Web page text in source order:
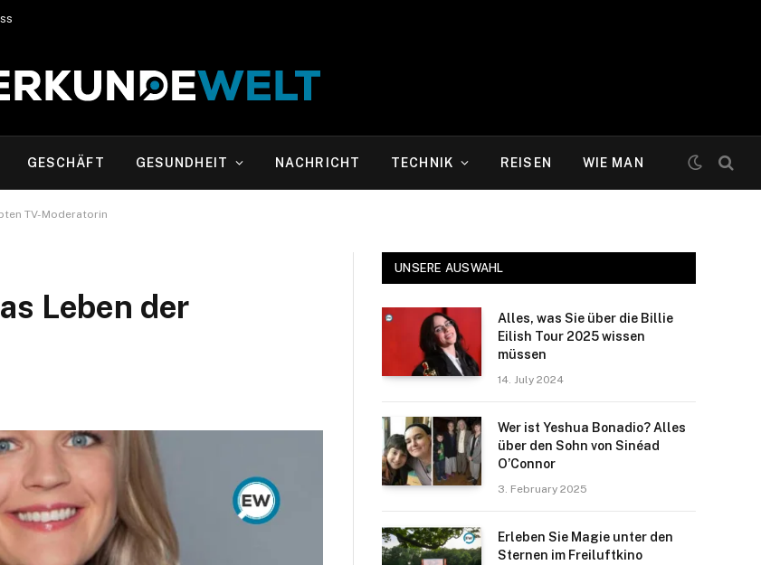
GESCHÄFT GESUNDHEIT NACHRICHT TECHNIK REISEN WIE MAN
TV-Moderatorin
Leben der
UNSERE AUSWAHL
Alles, was Sie über die Billie
Eilish Tour 2025 wissen
müssen
14. July 2024
Wer ist Yeshua Bonadio? Alles
über den Sohn von Sinéad
O’Connor
3. February 2025
Erleben Sie Magie unter den
Sternen im Freiluftkino